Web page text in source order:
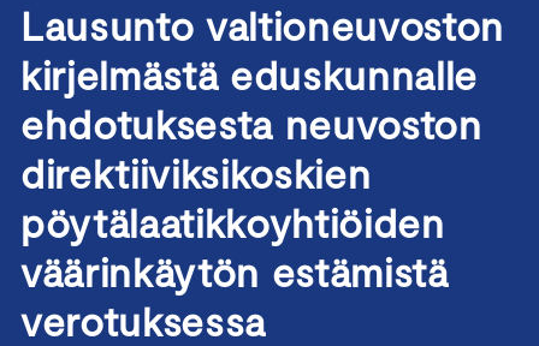
Lausunto valtioneuvoston
kirjelmästä eduskunnalle
ehdotuksesta neuvoston
direktiiviksikoskien
pöytälaatikkoyhtiöiden
väärinkäytön estämistä
verotuksessa